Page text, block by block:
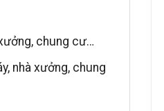
chung cư…
nhà xưởng, chung